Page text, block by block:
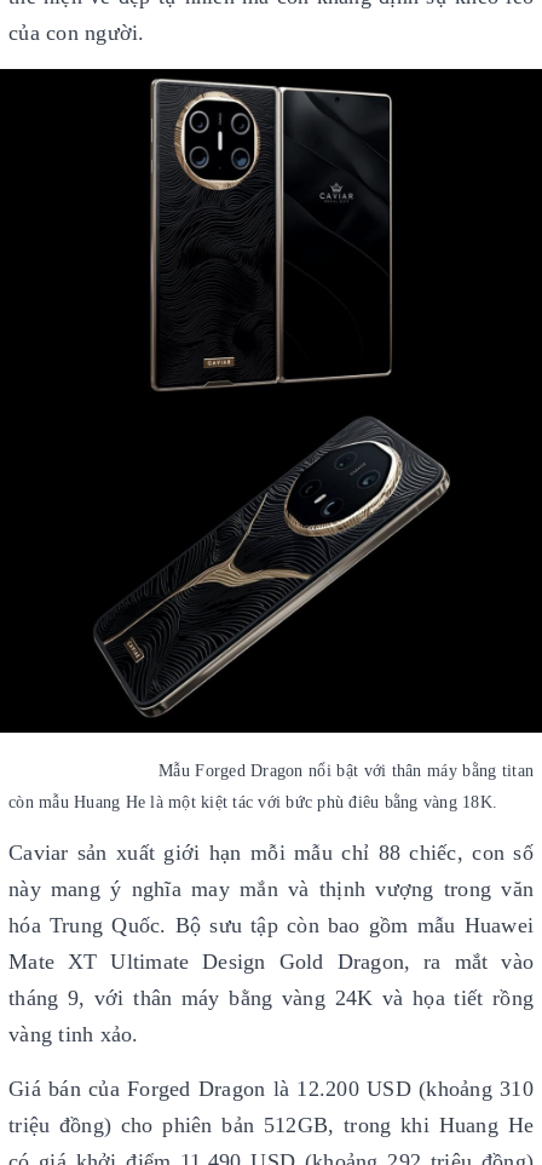
của con người.
Mẫu Forged Dragon nổi bật với thân máy bằng titan
còn mẫu Huang He là một kiệt tác với bức phù điêu bằng vàng 18K.
Caviar sản xuất giới hạn mỗi mẫu chỉ 88 chiếc, con số
này mang ý nghĩa may mắn và thịnh vượng trong văn
hóa Trung Quốc. Bộ sưu tập còn bao gồm mẫu Huawei
Mate XT Ultimate Design Gold Dragon, ra mắt vào
tháng 9, với thân máy bằng vàng 24K và họa tiết rồng
vàng tinh xảo.
Giá bán của Forged Dragon là 12.200 USD (khoảng 310
triệu đồng) cho phiên bản 512GB, trong khi Huang He